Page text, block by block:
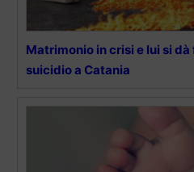
Matrimonio in crisi e lui si dà
suicidio a Catania